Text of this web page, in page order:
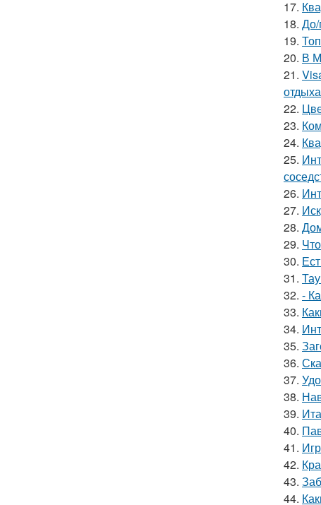
17.
18. До/
19.
20. В
21.
22.
23.
24.
25.
26.
27.
28.
29.
30.
31.
32. -
33.
34.
35.
36.
37.
38.
39.
40.
41.
42.
43.
44.